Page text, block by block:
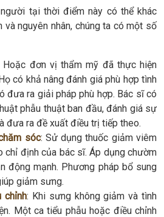
tại thời điểm này có thể khác
và nguyên nhân, chúng ta có một số
Hoặc đơn vị thẩm mỹ đã thực hiện
có khả nâng đánh giá phù hợp tình
đưa ra giải pháp phù hợp. Bác sĩ có
phẫu thuật ban đầu, đánh giá sự
đưa ra đề xuất điều trị tiếp theo.
sóc: Sử dụng thuốc giảm viêm
chỉ định của bác sĩ. Áp dụng chườm
động mạnh. Phương pháp bổ sung
giảm sưng.
chỉnh: Khi sưng không giảm và tình
Một ca tiểu phẫu hoặc điều chỉnh